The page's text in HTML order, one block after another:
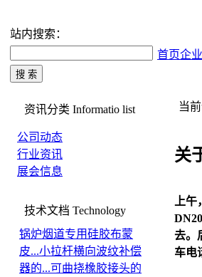
站内搜索：
首页企
资讯分类 Informatio list
公司动态
行业资讯
展会信息
技术文档 Technology
锅炉烟道专用硅胶布蒙
皮...小拉杆横向波纹补偿
器的...可曲挠橡胶接头的
当
关
上
去。
车电